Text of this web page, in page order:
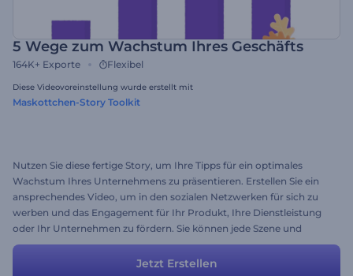
5 Wege zum Wachstum Ihres Geschäfts
164K+ Exporte Flexibel
Diese Videovoreinstellung wurde erstellt mit
Maskottchen-Story Toolkit
Nutzen Sie diese fertige Story, um Ihre Tipps für ein optimales
Wachstum Ihres Unternehmens zu präsentieren. Erstellen Sie ein
ansprechendes Video, um in den sozialen Netzwerken für sich zu
werben und das Engagement für Ihr Produkt, Ihre Dienstleistung
oder Ihr Unternehmen zu fördern. Sie können jede Szene und
Beschreibung, Musik, Farbe oder sogar den Stil dieses Presets nach
Ihren Wünschen und Vorstellungen ändern. Sparen Sie Zeit und
Jetzt Erstellen